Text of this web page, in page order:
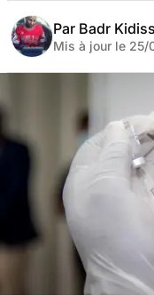
Par Badr Kidiss
Mis à jour le 25/